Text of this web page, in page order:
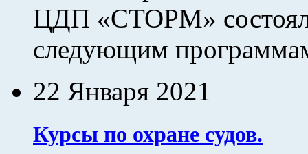
ЦДП «СТОРМ»
следующим
22 Января 2021
Курсы по охране судов.